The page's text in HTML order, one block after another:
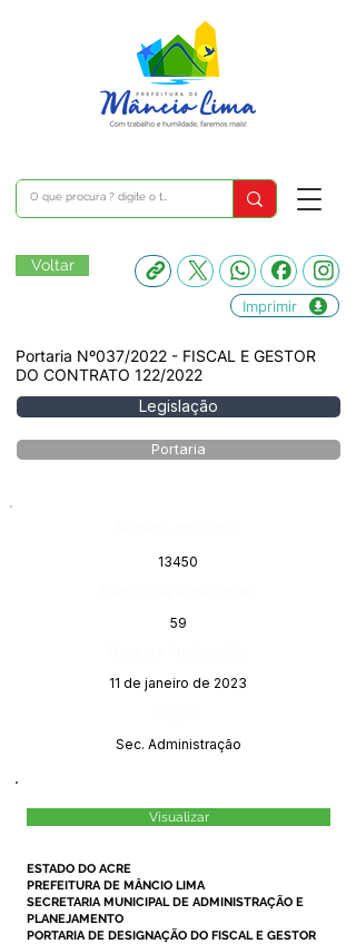
Voltar
Imprimir
Portaria Nº037/2022 - FISCAL E GESTOR
DO CONTRATO 122/2022
Legislação
Portaria
13450
59
11 de janeiro de 2023
Sec. Administração
Visualizar
ESTADO DO ACRE
PREFEITURA DE MÂNCIO LIMA
SECRETARIA MUNICIPAL DE ADMINISTRAÇÃO E
PLANEJAMENTO
PORTARIA DE DESIGNAÇÃO DO FISCAL E GESTOR